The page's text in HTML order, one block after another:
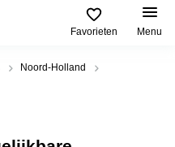
Favorieten Menu
Noord-Holland